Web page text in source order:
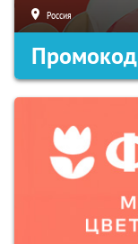
Россия
Промокод